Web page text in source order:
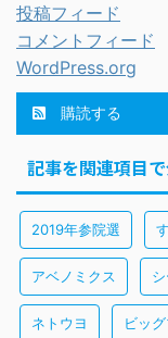
投稿フィード
コメントフィード
WordPress.org
購読する
記事を関連項目
2019年参院選
アベノミクス
ネトウヨ ビッ